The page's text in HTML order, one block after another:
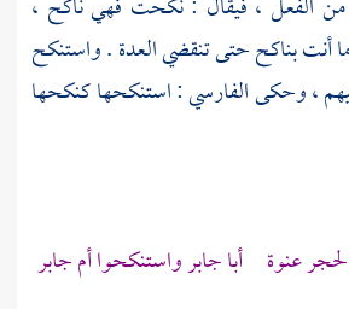
أنت بناكح حتى تنقضي العدة . واستنكح
، وحكىالفارسي: استنكحها كنكحها
عنوة أبا جابر واستنكحوا أم جابر